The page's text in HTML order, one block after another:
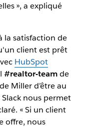
», a expliqué
la satisfaction de
client est prêt
HubSpot
#realtor-teamde
Miller d’être au
nous permet
« Si un client
offre, nous